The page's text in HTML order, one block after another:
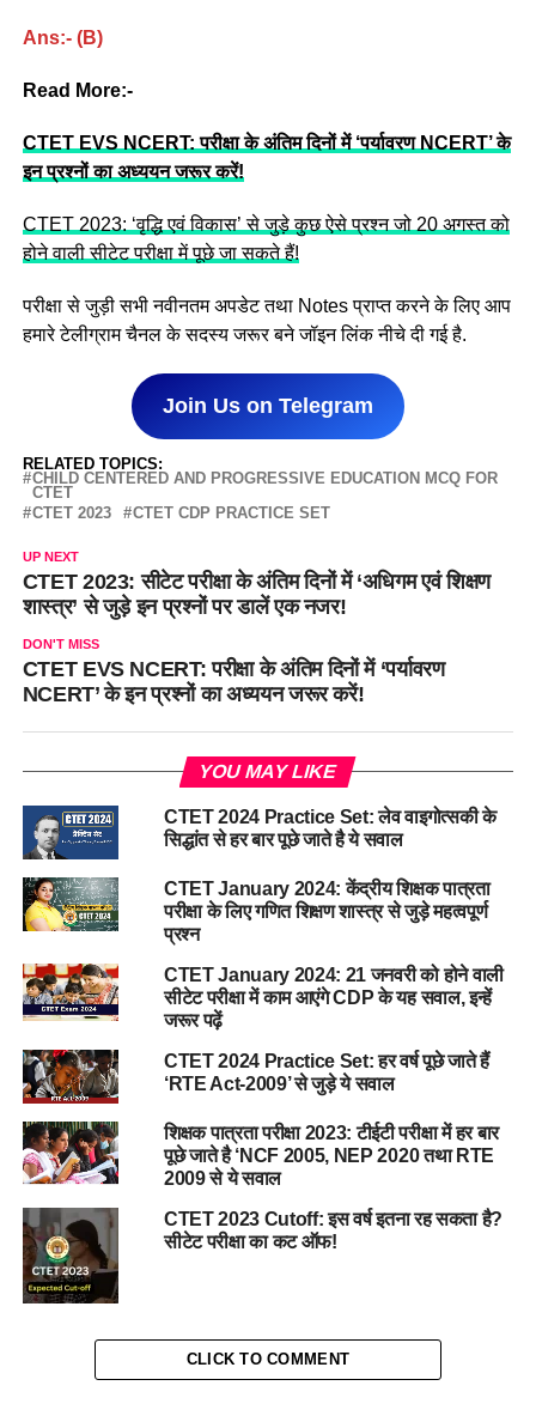
Ans:- (B)
Read More:-
CTET EVS NCERT: परीक्षा के अंतिम दिनों में ‘पर्यावरण NCERT’ के
इन प्रश्नों का अध्ययन जरूर करें!
CTET 2023: ‘वृद्धि एवं विकास’ से जुड़े कुछ ऐसे प्रश्न जो 20 अगस्त को
होने वाली सीटेट परीक्षा में पूछे जा सकते हैं!
परीक्षा से जुड़ी सभी नवीनतम अपडेट तथा Notes प्राप्त करने के लिए आप
हमारे टेलीग्राम चैनल के सदस्य जरूर बने जॉइन लिंक नीचे दी गई है.
Join Us on Telegram
RELATED TOPICS:
CHILD CENTERED AND PROGRESSIVE EDUCATION MCQ FOR
CTET
CTET 2023
CTET CDP PRACTICE SET
UP NEXT
CTET 2023: सीटेट परीक्षा के अंतिम दिनों में ‘अधिगम एवं शिक्षण
शास्त्र’ से जुड़े इन प्रश्नों पर डालें एक नजर!
DON'T MISS
CTET EVS NCERT: परीक्षा के अंतिम दिनों में ‘पर्यावरण
NCERT’ के इन प्रश्नों का अध्ययन जरूर करें!
YOU MAY LIKE
CTET 2024 Practice Set: लेव वाइगोत्सकी के
सिद्धांत से हर बार पूछे जाते है ये सवाल
CTET January 2024: केंद्रीय शिक्षक पात्रता
परीक्षा के लिए गणित शिक्षण शास्त्र से जुड़े महत्वपूर्ण
प्रश्न
CTET January 2024: 21 जनवरी को होने वाली
सीटेट परीक्षा में काम आएंगे CDP के यह सवाल, इन्हें
जरूर पढ़ें
CTET 2024 Practice Set: हर वर्ष पूछे जाते हैं
‘RTE Act-2009’ से जुड़े ये सवाल
शिक्षक पात्रता परीक्षा 2023: टीईटी परीक्षा में हर बार
पूछे जाते है ‘NCF 2005, NEP 2020 तथा RTE
2009 से ये सवाल
CTET 2023 Cutoff: इस वर्ष इतना रह सकता है?
सीटेट परीक्षा का कट ऑफ!
CLICK TO COMMENT